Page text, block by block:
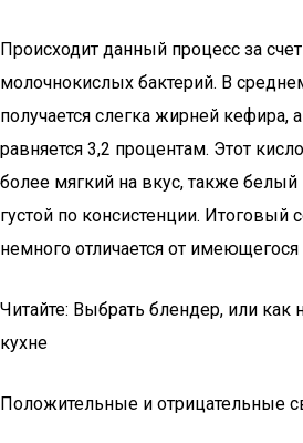
Происходит данный процесс за
молочнокислых бактерий. В
получается слегка жирней кефира,
равняется 3,2 процентам. Этот
более мягкий на вкус, также белый
густой по консистенции. Итоговый
немного отличается от
Читайте: Выбрать блендер, или как
кухне
Положительные и отрицательные